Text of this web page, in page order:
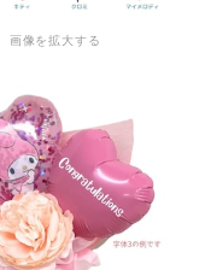
画像を拡大する